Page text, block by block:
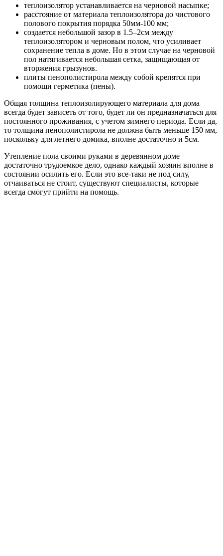
теплоизолятор устанавливается на черновой насыпке;
расстояние от материала теплоизолятора до чистового
полового покрытия порядка 50мм-100 мм;
создается небольшой зазор в 1.5–2см между
теплоизолятором и черновым полом, что усиливает
сохранение тепла в доме. Но в этом случае на черновой
пол натягивается небольшая сетка, защищающая от
вторжения грызунов.
плиты пенополистирола между собой крепятся при
помощи герметика (пены).
Общая толщина теплоизолирующего материала для дома
всегда будет зависеть от того, будет ли он предназначаться для
постоянного проживания, с учетом зимнего периода. Если да,
то толщина пенополистирола не должна быть меньше 150 мм,
поскольку для летнего домика, вполне достаточно и 5см.
Утепление пола своими руками в деревянном доме
достаточно трудоемкое дело, однако каждый хозяин вполне в
состоянии осилить его. Если это все-таки не под силу,
отчаиваться не стоит, существуют специалисты, которые
всегда смогут прийти на помощь.